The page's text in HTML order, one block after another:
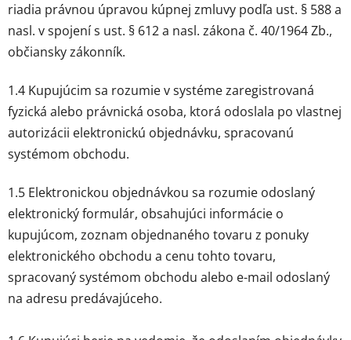
riadia právnou úpravou kúpnej zmluvy podľa ust. § 588 a
nasl. v spojení s ust. § 612 a nasl. zákona č. 40/1964 Zb.,
občiansky zákonník.
1.4 Kupujúcim sa rozumie v systéme zaregistrovaná
fyzická alebo právnická osoba, ktorá odoslala po vlastnej
autorizácii elektronickú objednávku, spracovanú
systémom obchodu.
1.5 Elektronickou objednávkou sa rozumie odoslaný
elektronický formulár, obsahujúci informácie o
kupujúcom, zoznam objednaného tovaru z ponuky
elektronického obchodu a cenu tohto tovaru,
spracovaný systémom obchodu alebo e-mail odoslaný
na adresu predávajúceho.